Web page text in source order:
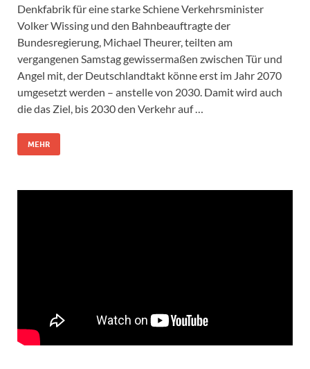
Denkfabrik für eine starke Schiene Verkehrsminister
Volker Wissing und den Bahnbeauftragte der
Bundesregierung, Michael Theurer, teilten am
vergangenen Samstag gewissermaßen zwischen Tür und
Angel mit, der Deutschlandtakt könne erst im Jahr 2070
umgesetzt werden – anstelle von 2030. Damit wird auch
die das Ziel, bis 2030 den Verkehr auf …
MEHR